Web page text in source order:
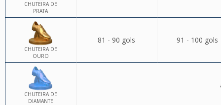
CHUTEIRA DE
PRATA
CHUTEIRA DE
OURO
81 - 90 gols 91 - 100 gols
CHUTEIRA DE
DIAMANTE